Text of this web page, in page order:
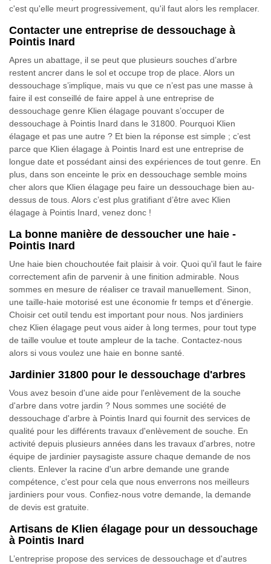
c'est qu'elle meurt progressivement, qu'il faut alors les remplacer.
Contacter une entreprise de dessouchage à
Pointis Inard
Apres un abattage, il se peut que plusieurs souches d’arbre
restent ancrer dans le sol et occupe trop de place. Alors un
dessouchage s’implique, mais vu que ce n’est pas une masse à
faire il est conseillé de faire appel à une entreprise de
dessouchage genre Klien élagage pouvant s’occuper de
dessouchage à Pointis Inard dans le 31800. Pourquoi Klien
élagage et pas une autre ? Et bien la réponse est simple ; c’est
parce que Klien élagage à Pointis Inard est une entreprise de
longue date et possédant ainsi des expériences de tout genre. En
plus, dans son enceinte le prix en dessouchage semble moins
cher alors que Klien élagage peu faire un dessouchage bien au-
dessus de tous. Alors c’est plus gratifiant d’être avec Klien
élagage à Pointis Inard, venez donc !
La bonne manière de dessoucher une haie -
Pointis Inard
Une haie bien chouchoutée fait plaisir à voir. Quoi qu'il faut le faire
correctement afin de parvenir à une finition admirable. Nous
sommes en mesure de réaliser ce travail manuellement. Sinon,
une taille-haie motorisé est une économie fr temps et d'énergie.
Choisir cet outil tendu est important pour nous. Nos jardiniers
chez Klien élagage peut vous aider à long termes, pour tout type
de taille voulue et toute ampleur de la tache. Contactez-nous
alors si vous voulez une haie en bonne santé.
Jardinier 31800 pour le dessouchage d'arbres
Vous avez besoin d'une aide pour l'enlèvement de la souche
d'arbre dans votre jardin ? Nous sommes une société de
dessouchage d'arbre à Pointis Inard qui fournit des services de
qualité pour les différents travaux d'enlèvement de souche. En
activité depuis plusieurs années dans les travaux d'arbres, notre
équipe de jardinier paysagiste assure chaque demande de nos
clients. Enlever la racine d'un arbre demande une grande
compétence, c'est pour cela que nous enverrons nos meilleurs
jardiniers pour vous. Confiez-nous votre demande, la demande
de devis est gratuite.
Artisans de Klien élagage pour un dessouchage
à Pointis Inard
L’entreprise propose des services de dessouchage et d'autres